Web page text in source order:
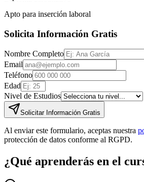
Apto para inserción laboral
Solicita Información Gratis
Nombre Completo
Email
Teléfono
Edad
Nivel de Estudios
Solicitar Información Gratis
Al enviar este formulario, aceptas nuestra
protección de datos conforme al RGPD.
¿Qué aprenderás en el